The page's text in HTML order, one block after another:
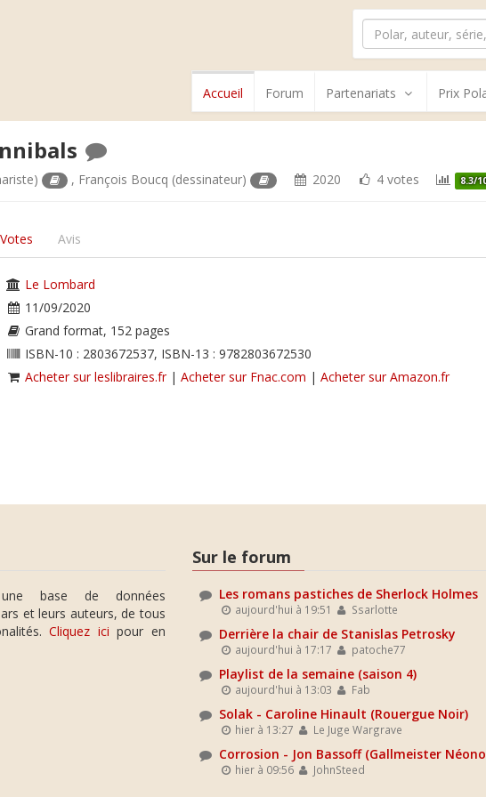
Accueil Forum Partenariats Prix
, François Boucq (dessinateur) 2020 4 votes 8.3/
Votes Avis
Le Lombard
11/09/2020
Grand format, 152 pages
ISBN-10 : 2803672537, ISBN-13 : 9782803672530
Acheter sur leslibraires.fr| Acheter sur Fnac.com | Acheter sur Amazon.fr
base de données
et leurs auteurs, de tous
Cliquez ici pour en
Sur le forum
Les romans pastiches de Sherlock Holmes
aujourd'hui à 19:51 Ssarlotte
Derrière la chair de Stanislas Petrosky
aujourd'hui à 17:17 patoche77
Playlist de la semaine (saison 4)
aujourd'hui à 13:03 Fab
Solak - Caroline Hinault (Rouergue Noir)
hier à 13:27 Le Juge Wargrave
Corrosion - Jon Bassoff (Gallmeister
hier à 09:56 JohnSteed